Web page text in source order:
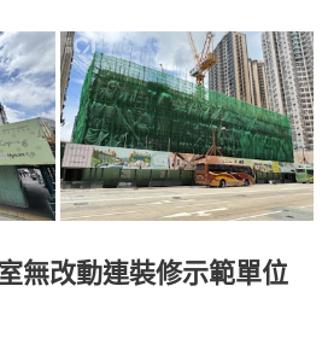
無改動連裝修示範單位